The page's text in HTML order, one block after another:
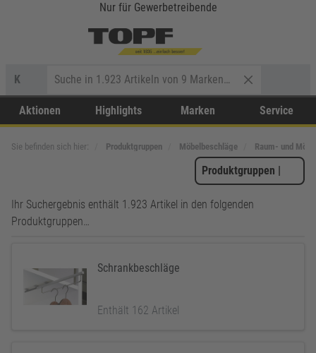
Nur für Gewerbetreibende
K
Aktionen Highlights Marken Service
Sie befinden sich hier: Produktgruppen Möbelbeschläge Raum- und
Produktgruppen |
Ihr Suchergebnis enthält 1.923 Artikel in den folgenden
Produktgruppen…
Schrankbeschläge
Enthält 162 Artikel